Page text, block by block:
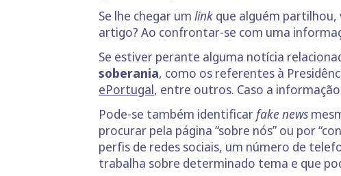
Se lhe chegar um link que alguém partilhou,
artigo? Ao confrontar-se com uma
Se estiver perante alguma notícia
soberania, como os referentes à
ePortugal, entre outros. Caso a
Pode-se também identificarfake news
procurar pela página “sobre nós” ou por
perfis de redes sociais, um número de
trabalha sobre determinado tema e que